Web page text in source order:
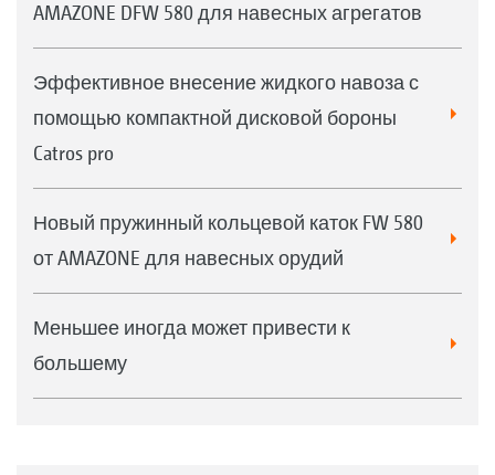
AMAZONE DFW 580 для навесных агрегатов
Эффективное внесение жидкого навоза с
помощью компактной дисковой бороны
Catros pro
Новый пружинный кольцевой каток FW 580
от AMAZONE для навесных орудий
Меньшее иногда может привести к
большему